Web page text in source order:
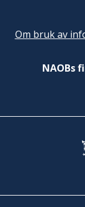
Om bruk av
NAOBs